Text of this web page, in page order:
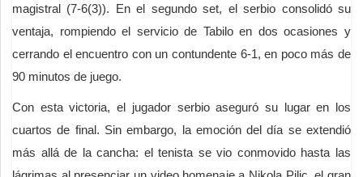
magistral (7-6(3)). En el segundo set, el serbio consolidó su
ventaja, rompiendo el servicio de Tabilo en dos ocasiones y
cerrando el encuentro con un contundente 6-1, en poco más de
90 minutos de juego.
Con esta victoria, el jugador serbio aseguró su lugar en los
cuartos de final. Sin embargo, la emoción del día se extendió
más allá de la cancha: el tenista se vio conmovido hasta las